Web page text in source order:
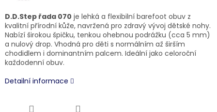
D.D.Step řada 070 je lehká a flexibilní barefoot obuv z
kvalitní přírodní kůže, navržená pro zdravý vývoj dětské nohy.
Nabízí širokou špičku, tenkou ohebnou podrážku (cca 5 mm)
a nulový drop. Vhodná pro děti s normálním až širším
chodidlem i dominantním palcem. Ideální jako celoroční
každodenní obuv.
Detailní informace